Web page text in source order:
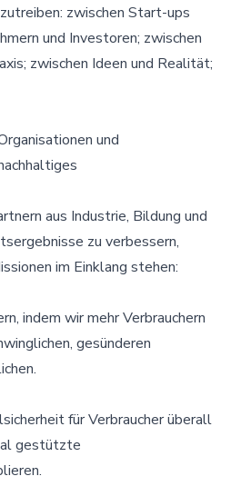
zwischen Start-ups
und Investoren; zwischen
zwischen Ideen und Realität;
und
aus Industrie, Bildung und
zu verbessern,
im Einklang stehen:
indem wir mehr Verbrauchern
gesünderen
für Verbraucher überall
gestützte